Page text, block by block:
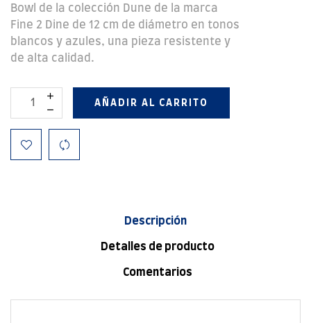
Bowl de la colección Dune de la marca
Fine 2 Dine de 12 cm de diámetro en tonos
blancos y azules, una pieza resistente y
de alta calidad.
AÑADIR AL CARRITO
Descripción
Detalles de producto
Comentarios